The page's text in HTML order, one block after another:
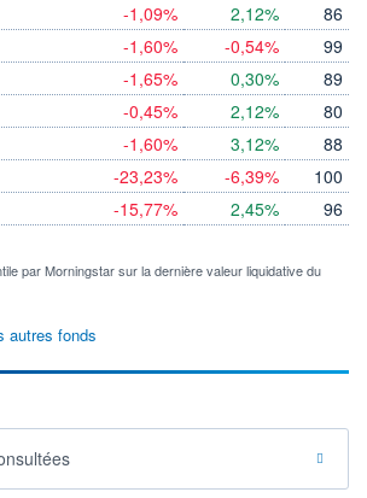
-1,09%
-1,60%
-1,65%
-0,45%
-1,60%
-23,23%
-15,77%
2,12%
-0,54%
0,30%
2,12%
3,12%
-6,39%
2,45%
86
99
89
80
88
100
96
par Morningstar sur la dernière valeur liquidative du
autres fonds